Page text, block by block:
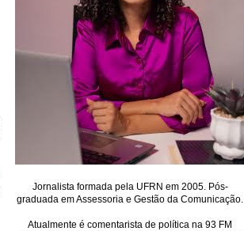
Jornalista formada pela UFRN em 2005. Pós-
graduada em Assessoria e Gestão da Comunicação.
Atualmente é comentarista de política na 93 FM